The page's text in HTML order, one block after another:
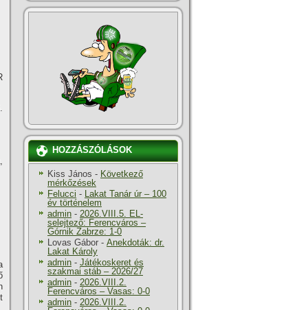
HOZZÁSZÓLÁSOK
Kiss János - Következő
mérkőzések
Felucci - Lakat Tanár úr – 100
év történelem
admin - 2026.VIII.5. EL-
selejtező: Ferencváros –
Górnik Zabrze: 1-0
Lovas Gábor - Anekdoták: dr.
Lakat Károly
admin - Játékoskeret és
szakmai stáb – 2026/27
admin - 2026.VIII.2.
Ferencváros – Vasas: 0-0
admin - 2026.VIII.2.